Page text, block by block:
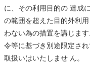
に、その利用目的の 達成
の範囲を超えた目的外利
わない為の措置を講じま
令等に基づき別途限定さ
取扱いはいたしませ ん。